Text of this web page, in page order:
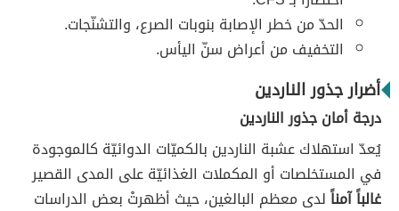
الحدّ من خطر الإصابة بنوبات الصرع، والتشنّجات.
التخفيف من أعراض سنّ اليأس.
أضرار جذور الناردين
درجة أمان جذور الناردين
يُعدّ استهلاك عشبة الناردين بالكميّات الدوائيّة كالموجودة
في المستخلصات أو المكملات الغذائيّة على المدى القصير
غالباً آمناًلدى معظم البالغين، حيث أظهرتْ بعض الدراسات